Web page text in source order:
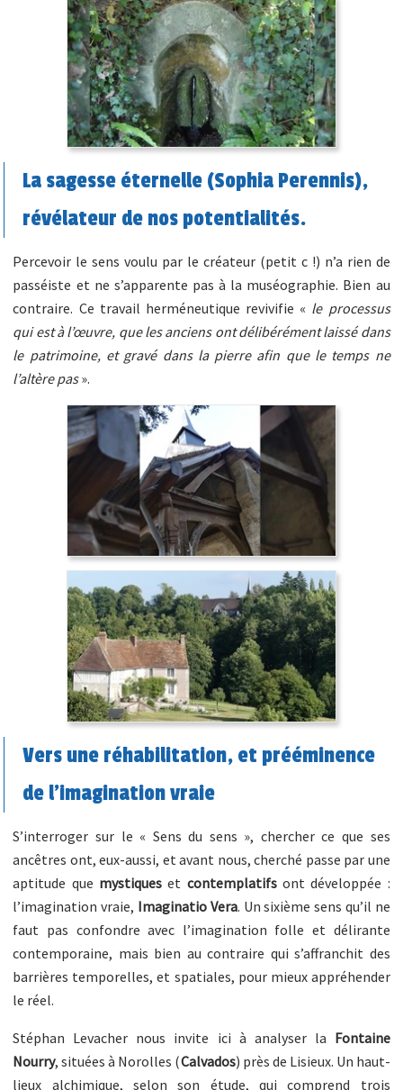
La sagesse éternelle (Sophia Perennis),
révélateur de nos potentialités.
Percevoir le sens voulu par le créateur (petit c !) n’a rien de
passéiste et ne s’apparente pas à la muséographie. Bien au
contraire. Ce travail herméneutique revivifie « le processus
qui est à l’œuvre, que les anciens ont délibérément laissé dans
le patrimoine, et gravé dans la pierre afin que le temps ne
l’altère pas».
Vers une réhabilitation, et prééminence
de l’imagination vraie
S’interroger sur le « Sens du sens », chercher ce que ses
ancêtres ont, eux-aussi, et avant nous, cherché passe par une
aptitude que mystiques et contemplatifsont développée :
l’imagination vraie, Imaginatio Vera. Un sixième sens qu’il ne
faut pas confondre avec l’imagination folle et délirante
contemporaine, mais bien au contraire qui s’affranchit des
barrières temporelles, et spatiales, pour mieux appréhender
le réel.
Stéphan Levacher nous invite ici à analyser la Fontaine
Nourry, situées à Norolles (Calvados) près de Lisieux. Un haut-
lieux alchimique, selon son étude, qui comprend trois